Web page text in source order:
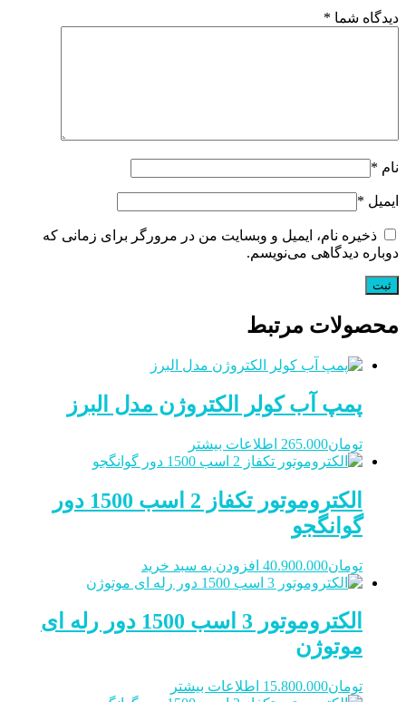
دیدگاه شما *
نام *
ایمیل *
ذخیره نام، ایمیل و وبسایت من در مرورگر برای زمانی که
دوباره دیدگاهی می‌نویسم.
محصولات مرتبط
پمپ آب کولر الکتروژن مدل البرز
تومان265.000 اطلاعات بیشتر
الکتروموتور تکفاز 2 اسب 1500 دور
گوانگجو
تومان40.900.000 افزودن به سبد خرید
الکتروموتور 3 اسب 1500 دور رله ای
موتوژن
تومان15.800.000 اطلاعات بیشتر